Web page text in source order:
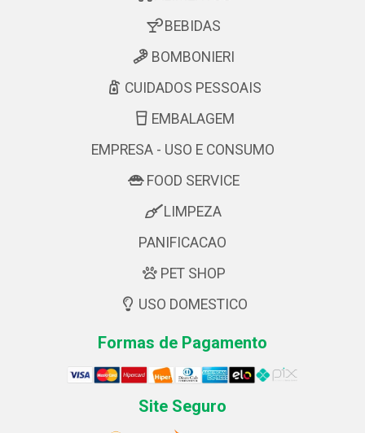
BEBIDAS
BOMBONIERI
CUIDADOS PESSOAIS
EMBALAGEM
EMPRESA - USO E CONSUMO
FOOD SERVICE
LIMPEZA
PANIFICACAO
PET SHOP
USO DOMESTICO
Formas de Pagamento
Site Seguro